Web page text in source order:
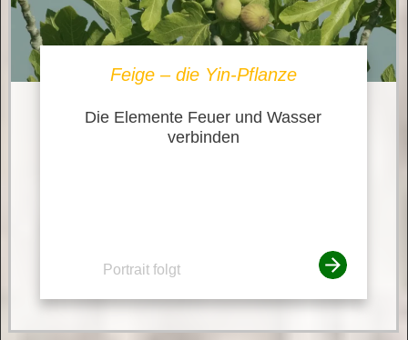
Feige – die Yin-Pflanze
Die Elemente Feuer und Wasser
verbinden
Portrait folgt